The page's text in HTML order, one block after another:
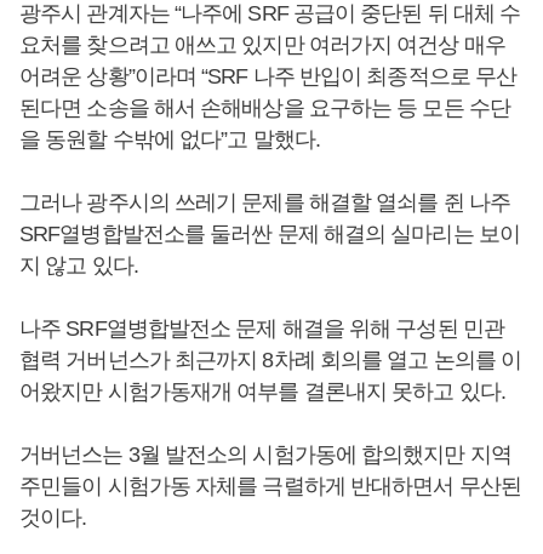
광주시 관계자는 “나주에 SRF 공급이 중단된 뒤 대체 수
요처를 찾으려고 애쓰고 있지만 여러가지 여건상 매우
어려운 상황”이라며 “SRF 나주 반입이 최종적으로 무산
된다면 소송을 해서 손해배상을 요구하는 등 모든 수단
을 동원할 수밖에 없다”고 말했다.
그러나 광주시의 쓰레기 문제를 해결할 열쇠를 쥔 나주
SRF열병합발전소를 둘러싼 문제 해결의 실마리는 보이
지 않고 있다.
나주 SRF열병합발전소 문제 해결을 위해 구성된 민관
협력 거버넌스가 최근까지 8차례 회의를 열고 논의를 이
어왔지만 시험가동재개 여부를 결론내지 못하고 있다.
거버넌스는 3월 발전소의 시험가동에 합의했지만 지역
주민들이 시험가동 자체를 극렬하게 반대하면서 무산된
것이다.